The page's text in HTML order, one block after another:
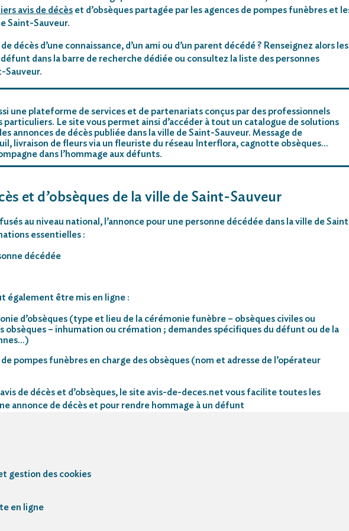
avis de décès et d’obsèques partagée par les agences de pompes funèbres et
Saint-Sauveur.
décès d’une connaissance, d’un ami ou d’un parent décédé ? Renseignez alors les
dans la barre de recherche dédiée ou consultez la liste des personnes
Sauveur.
une plateforme de services et de partenariats conçus par des professionnels
particuliers. Le site vous permet ainsi d’accéder à tout un catalogue de solutions
annonces de décès publiée dans la ville de Saint-Sauveur. Message de
livraison de fleurs via un fleuriste du réseau Interflora, cagnotte obsèques…
dans l’hommage aux défunts.
et d’obsèques de la ville de Saint-Sauveur
au niveau national, l’annonce pour une personne décédée dans la ville de
essentielles :
décédée
également être mis en ligne :
d’obsèques (type et lieu de la cérémonie funèbre – obsèques civiles ou
obsèques – inhumation ou crémation ; demandes spécifiques du défunt ou de la
pompes funèbres en charge des obsèques (nom et adresse de l’opérateur
de décès et d’obsèques, le site avis-de-deces.net vous facilite toutes les
annonce de décès et pour rendre hommage à un défunt
gestion des cookies
en ligne